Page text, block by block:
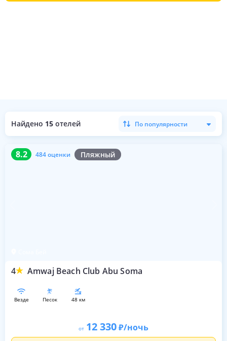
Найдено 15 отелей По популярности
8.2 484 оценки Пляжный
4 Amwaj Beach Club Abu Soma
8.2 484 оценки
везде песок 48 км
от 12 330 /ночь